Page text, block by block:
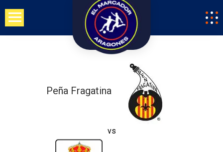
Saltar
contenido
Peña Fragatina
vs